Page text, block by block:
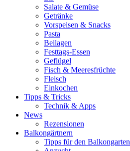
Salate & Gemüse
Getränke
Vorspeisen & Snacks
Pasta
Beilagen
Festtags-Essen
Geflügel
Fisch & Meeresfrüchte
Fleisch
Einkochen
Tipps & Tricks
Technik & Apps
News
Rezensionen
Balkongärtnern
Tipps für den Balkongarten